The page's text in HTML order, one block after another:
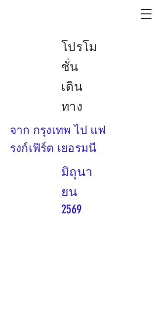
โปรโม
ชั่น
เดิน
ทาง
จาก กรุงเทพ ไป แฟ
รงก์เฟิร์ต เยอรมนี
มิถุนา
ยน
2569